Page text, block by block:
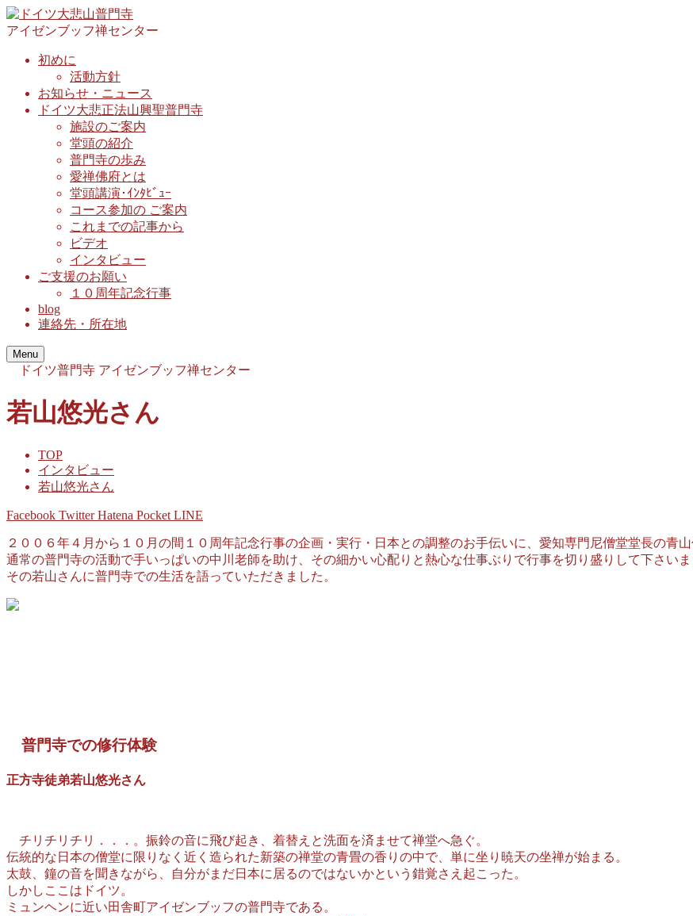
アイゼンブッフ禅センター
初めに
活動方針
お知らせ・ニュース
ドイツ大悲正法山興聖普門寺
施設のご案内
堂頭の紹介
普門寺の歩み
愛禅佛府とは
堂頭講演･ｲﾝﾀﾋﾞｭｰ
コース参加の ご案内
これまでの記事から
ビデオ
インタビュー
ご支援のお願い
１０周年記念行事
blog
連絡先・所在地
Menu
ドイツ普門寺 アイゼンブッフ禅センター
若山悠光さん
TOP
インタビュー
若山悠光さん
Facebook TwitterHatena Pocket LINE
２００６年４月から１０月の間１０周年記念行事の企画・実行・日本との調整のお手伝いに、愛知専門尼僧堂堂長の青
通常の普門寺の活動で手いっぱいの中川老師を助け、その細かい心配りと熱心な仕事ぶりで行事を切り盛りして下さいま
その若山さんに普門寺での生活を語っていただきました。
普門寺での修行体験
正方寺徒弟若山悠光さん
チリチリチリ．．．。振鈴の音に飛び起き、着替えと洗面を済ませて禅堂へ急ぐ。
伝統的な日本の僧堂に限りなく近く造られた新築の禅堂の青畳の香りの中で、単に坐り暁天の坐禅が始まる。
太鼓、鐘の音を聞きながら、自分がまだ日本に居るのではないかという錯覚さえ起こった。
しかしここはドイツ。
ミュンヘンに近い田舎町アイゼンブッフの普門寺である。